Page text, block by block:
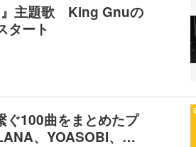
』主題歌 King Gnuの
タート
100曲をまとめたプ
、YOASOBI、…